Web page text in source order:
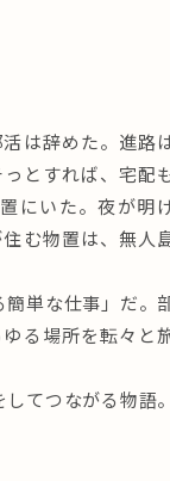
は辞めた。進路
とすれば、宅配
にいた。夜が明
む物置は、無人
単な仕事」だ。
る場所を転々と
てつながる物語。